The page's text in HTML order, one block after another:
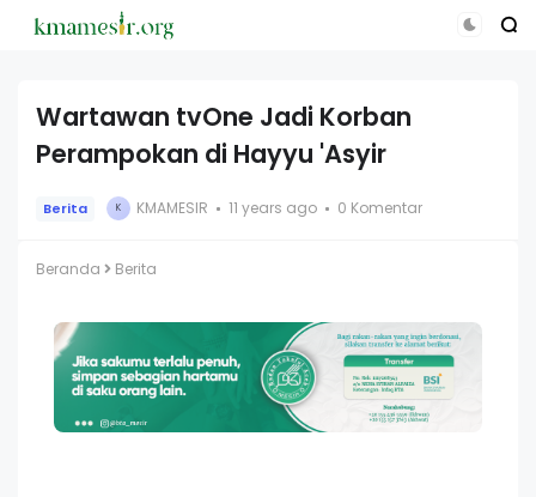
Wartawan tvOne Jadi Korban
Perampokan di Hayyu 'Asyir
Berita K KMAMESIR 11 years ago 0 Komentar
Beranda Berita